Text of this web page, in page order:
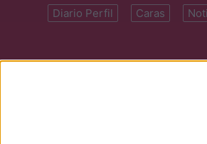
Diario Perfil Caras